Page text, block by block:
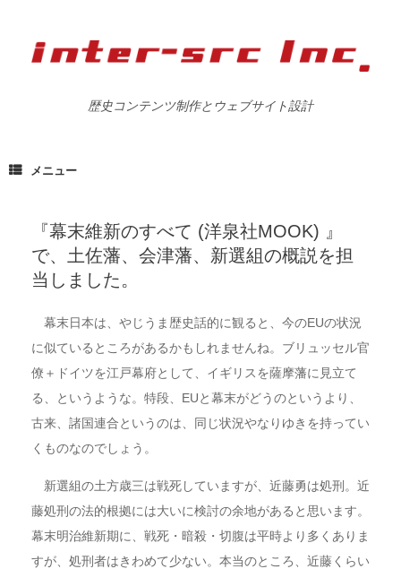
歴史コンテンツ制作とウェブサイト設計
メニュー
『幕末維新のすべて (洋泉社MOOK) 』
で、土佐藩、会津藩、新選組の概説を担
当しました。
幕末日本は、やじうま歴史話的に観ると、今のEUの状況
に似ているところがあるかもしれませんね。ブリュッセル官
僚＋ドイツを江戸幕府として、イギリスを薩摩藩に見立て
る、というような。特段、EUと幕末がどうのというより、
古来、諸国連合というのは、同じ状況やなりゆきを持ってい
くものなのでしょう。
新選組の土方歳三は戦死していますが、近藤勇は処刑。近
藤処刑の法的根拠には大いに検討の余地があると思います。
幕末明治維新期に、戦死・暗殺・切腹は平時より多くありま
すが、処刑者はきわめて少ない。本当のところ、近藤くらい